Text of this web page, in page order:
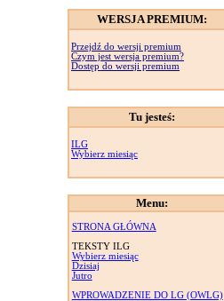
WERSJA PREMIUM:
Przejdź do wersji premium
Czym jest wersja premium?
Dostęp do wersji premium
Tu jesteś:
ILG
Wybierz miesiąc
Menu:
STRONA GŁÓWNA
TEKSTY ILG
Wybierz miesiąc
Dzisiaj
Jutro
WPROWADZENIE DO LG (OWLG)